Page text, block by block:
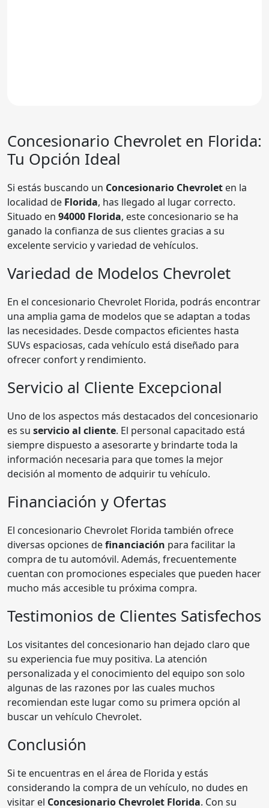
Concesionario Chevrolet en Florida:
Tu Opción Ideal
Si estás buscando un Concesionario Chevrolet en la
localidad de Florida, has llegado al lugar correcto.
Situado en 94000 Florida, este concesionario se ha
ganado la confianza de sus clientes gracias a su
excelente servicio y variedad de vehículos.
Variedad de Modelos Chevrolet
En el concesionario Chevrolet Florida, podrás encontrar
una amplia gama de modelos que se adaptan a todas
las necesidades. Desde compactos eficientes hasta
SUVs espaciosas, cada vehículo está diseñado para
ofrecer confort y rendimiento.
Servicio al Cliente Excepcional
Uno de los aspectos más destacados del concesionario
es su servicio al cliente. El personal capacitado está
siempre dispuesto a asesorarte y brindarte toda la
información necesaria para que tomes la mejor
decisión al momento de adquirir tu vehículo.
Financiación y Ofertas
El concesionario Chevrolet Florida también ofrece
diversas opciones definanciación para facilitar la
compra de tu automóvil. Además, frecuentemente
cuentan con promociones especiales que pueden hacer
mucho más accesible tu próxima compra.
Testimonios de Clientes Satisfechos
Los visitantes del concesionario han dejado claro que
su experiencia fue muy positiva. La atención
personalizada y el conocimiento del equipo son solo
algunas de las razones por las cuales muchos
recomiendan este lugar como su primera opción al
buscar un vehículo Chevrolet.
Conclusión
Si te encuentras en el área de Florida y estás
considerando la compra de un vehículo, no dudes en
visitar el Concesionario Chevrolet Florida. Con su